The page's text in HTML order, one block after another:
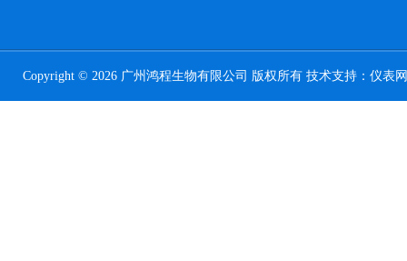
Copyright © 2026 广州鸿程生物有限公司 版权所有 技术支持： 仪表网